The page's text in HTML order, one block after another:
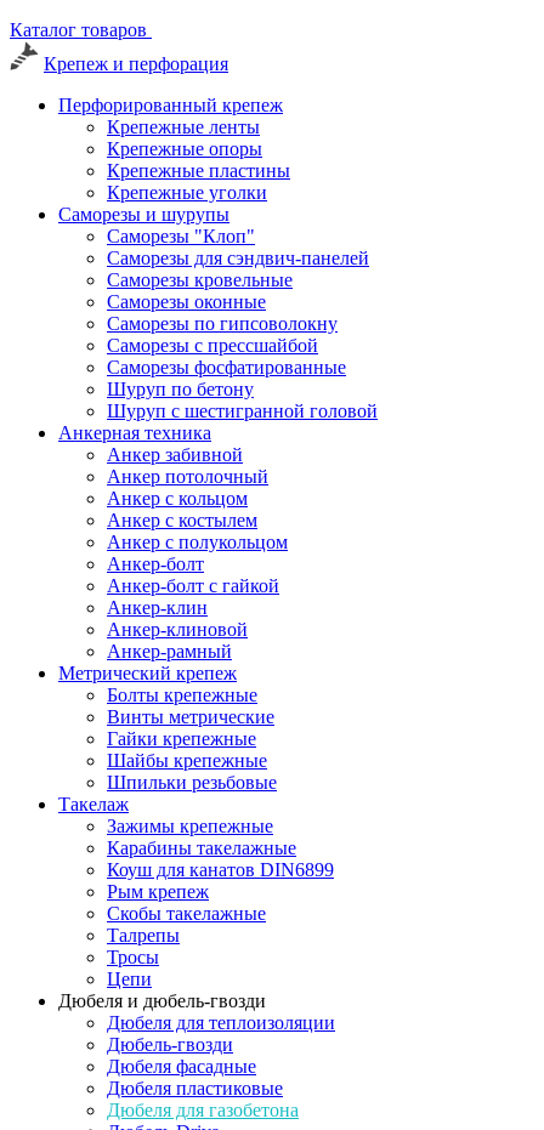
Каталог товаров
Крепеж и перфорация
Перфорированный крепеж
Крепежные ленты
Крепежные опоры
Крепежные пластины
Крепежные уголки
Саморезы и шурупы
Саморезы "Клоп"
Саморезы для сэндвич-панелей
Саморезы кровельные
Саморезы оконные
Саморезы по гипсоволокну
Саморезы с прессшайбой
Саморезы фосфатированные
Шуруп по бетону
Шуруп с шестигранной головой
Анкерная техника
Анкер забивной
Анкер потолочный
Анкер с кольцом
Анкер с костылем
Анкер с полукольцом
Анкер-болт
Анкер-болт с гайкой
Анкер-клин
Анкер-клиновой
Анкер-рамный
Метрический крепеж
Болты крепежные
Винты метрические
Гайки крепежные
Шайбы крепежные
Шпильки резьбовые
Такелаж
Зажимы крепежные
Карабины такелажные
Коуш для канатов DIN6899
Рым крепеж
Скобы такелажные
Талрепы
Тросы
Цепи
Дюбеля и дюбель-гвозди
Дюбеля для теплоизоляции
Дюбель-гвозди
Дюбеля фасадные
Дюбеля пластиковые
Дюбеля для газобетона